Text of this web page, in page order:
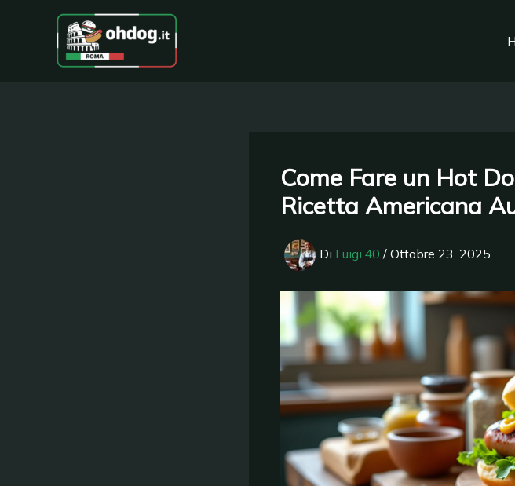
contenuto
Come Fare un Hot
Ricetta Americana
Di Luigi.40 / Ottobre 23, 2025